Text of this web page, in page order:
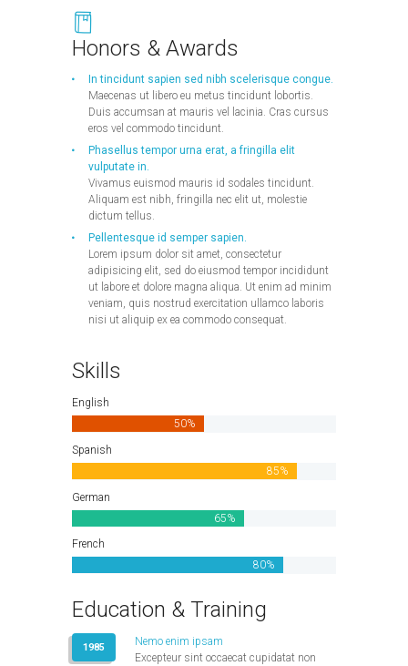
Honors & Awards
In tincidunt sapien sed nibh scelerisque congue.
Maecenas ut libero eu metus tincidunt lobortis.
Duis accumsan at mauris vel lacinia. Cras cursus
eros vel commodo tincidunt.
Phasellus tempor urna erat, a fringilla elit
vulputate in.
Vivamus euismod mauris id sodales tincidunt.
Aliquam est nibh, fringilla nec elit ut, molestie
dictum tellus.
Pellentesque id semper sapien.
Lorem ipsum dolor sit amet, consectetur
adipisicing elit, sed do eiusmod tempor incididunt
ut labore et dolore magna aliqua. Ut enim ad minim
veniam, quis nostrud exercitation ullamco laboris
nisi ut aliquip ex ea commodo consequat.
Skills
English
50%
Spanish
85%
German
65%
French
88%
Education & Training
1985
Nemo enim ipsam
Excepteur sint occaecat cupidatat non